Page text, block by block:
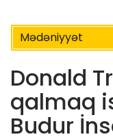
Mədəniyyət
Donald
qalmaq
Budur